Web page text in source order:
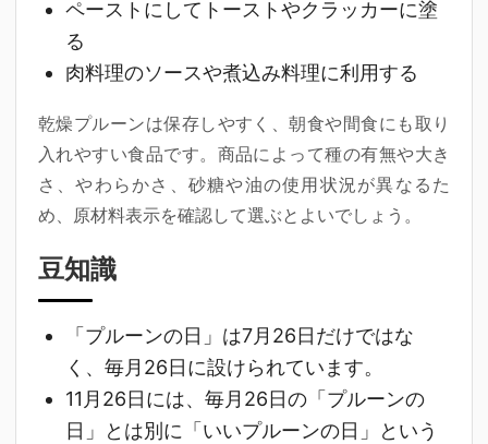
ペーストにしてトーストやクラッカーに塗
る
肉料理のソースや煮込み料理に利用する
乾燥プルーンは保存しやすく、朝食や間食にも取り
入れやすい食品です。商品によって種の有無や大き
さ、やわらかさ、砂糖や油の使用状況が異なるた
め、原材料表示を確認して選ぶとよいでしょう。
豆知識
「プルーンの日」は7月26日だけではな
く、毎月26日に設けられています。
11月26日には、毎月26日の「プルーンの
日」とは別に「いいプルーンの日」という